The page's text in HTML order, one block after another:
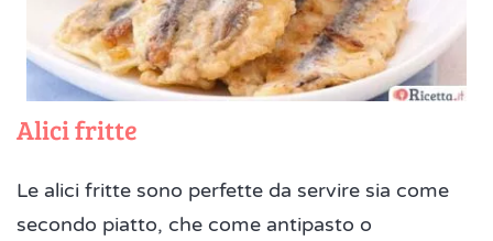
Alici fritte
Le alici fritte sono perfette da servire sia come
secondo piatto, che come antipasto o